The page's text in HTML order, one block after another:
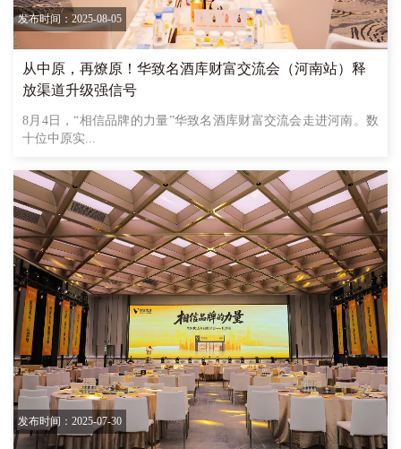
发布时间：2025-08-05
从中原，再燎原！华致名酒库财富交流会（河南站）释
放渠道升级强信号
8月4日，“相信品牌的力量”华致名酒库财富交流会走进河南。数
十位中原实...
发布时间：2025-07-30